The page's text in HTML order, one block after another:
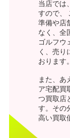
当店では
すので、
準備や店
なく、全
ゴルフウ
く、売り
おります。
また、あ
ア宅配買
つ買取店
す。その
高い買取